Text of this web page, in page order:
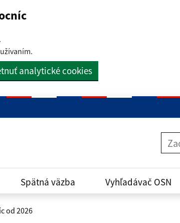
analytické cookies
Spätná väzba Vyhľadávač OSN
od 2026